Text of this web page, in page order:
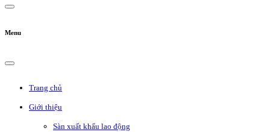
Menu
Trang chủ
Giới thiệu
Sàn xuất khẩu lao động